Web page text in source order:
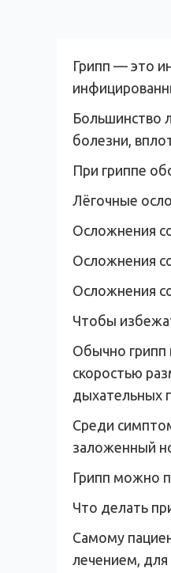
Грипп — это
Большинство
болезни,
При гриппе
Лёгочные
Осложнения
Осложнения
Осложнения
Чтобы
Обычно грипп
скоростью
дыхательных
Среди
заложенный
Грипп можно
Что делать
Самому
лечением,